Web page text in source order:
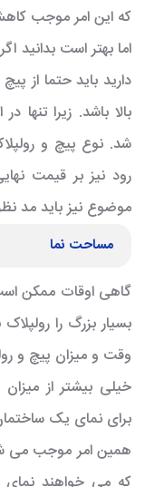
که این امر موجب
اما بهتر است بدانید
دارید باید حتما از
بالا باشد. زیرا
شد. نوع پیچ و
رود نیز بر قیمت
موضوع نیز باید مد
مساحت نما
گاهی اوقات ممکن
بسیار بزرگ را
وقت و میزان پیچ و
خیلی بیشتر از
برای نمای یک
همین امر موجب می